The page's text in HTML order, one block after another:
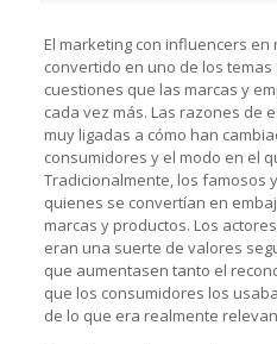
El marketing con influencers
convertido en uno de los
cuestiones que las marcas y
cada vez más. Las razones de
muy ligadas a cómo han
consumidores y el modo en el
Tradicionalmente, los famosos
quienes se convertían en
marcas y productos. Los
eran una suerte de valores
que aumentasen tanto el
que los consumidores los
de lo que era realmente